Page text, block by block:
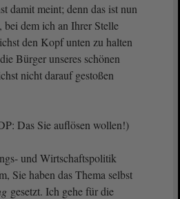
damit meint; denn das ist nun
dem ich an Ihrer Stelle
den Kopf unten zu halten
Bürger unseres schönen
nicht darauf gestoßen
Das Sie auflösen wollen!)
und Wirtschaftspolitik
Sie haben das Thema selbst
gesetzt. Ich gehe für die